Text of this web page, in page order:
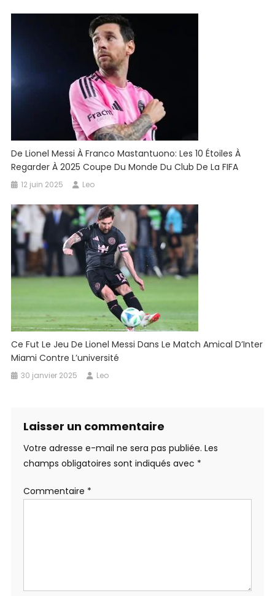
De Lionel Messi À Franco Mastantuono: Les 10 Étoiles À
Regarder À 2025 Coupe Du Monde Du Club De La FIFA
12 juin 2025 Leo
Ce Fut Le Jeu De Lionel Messi Dans Le Match Amical D’Inter
Miami Contre L’université
30 janvier 2025 Leo
Laisser un commentaire
Votre adresse e-mail ne sera pas publiée. Les
champs obligatoires sont indiqués avec *
Commentaire *